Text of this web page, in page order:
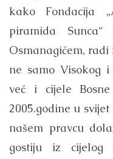
kako Fondacija
piramida
Osmanagićem,
ne samo Visokog i
već i cijele
2005.godine u
našem pravcu
gostiju iz